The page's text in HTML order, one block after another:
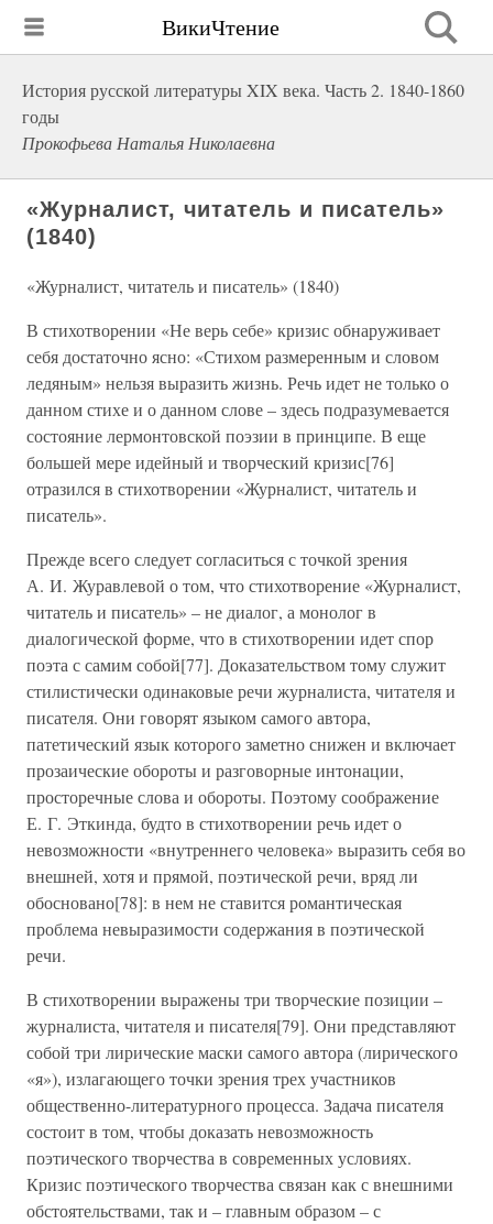
ВикиЧтение
История русской литературы XIX века. Часть 2. 1840-1860
годы
Прокофьева Наталья Николаевна
«Журналист, читатель и писатель»
(1840)
«Журналист, читатель и писатель» (1840)
В стихотворении «Не верь себе» кризис обнаруживает
себя достаточно ясно: «Стихом размеренным и словом
ледяным» нельзя выразить жизнь. Речь идет не только о
данном стихе и о данном слове – здесь подразумевается
состояние лермонтовской поэзии в принципе. В еще
большей мере идейный и творческий кризис[76]
отразился в стихотворении «Журналист, читатель и
писатель».
Прежде всего следует согласиться с точкой зрения
А. И. Журавлевой о том, что стихотворение «Журналист,
читатель и писатель» – не диалог, а монолог в
диалогической форме, что в стихотворении идет спор
поэта с самим собой[77]. Доказательством тому служит
стилистически одинаковые речи журналиста, читателя и
писателя. Они говорят языком самого автора,
патетический язык которого заметно снижен и включает
прозаические обороты и разговорные интонации,
просторечные слова и обороты. Поэтому соображение
Е. Г. Эткинда, будто в стихотворении речь идет о
невозможности «внутреннего человека» выразить себя во
внешней, хотя и прямой, поэтической речи, вряд ли
обосновано[78]: в нем не ставится романтическая
проблема невыразимости содержания в поэтической
речи.
В стихотворении выражены три творческие позиции –
журналиста, читателя и писателя[79]. Они представляют
собой три лирические маски самого автора (лирического
«я»), излагающего точки зрения трех участников
общественно-литературного процесса. Задача писателя
состоит в том, чтобы доказать невозможность
поэтического творчества в современных условиях.
Кризис поэтического творчества связан как с внешними
обстоятельствами, так и – главным образом – с